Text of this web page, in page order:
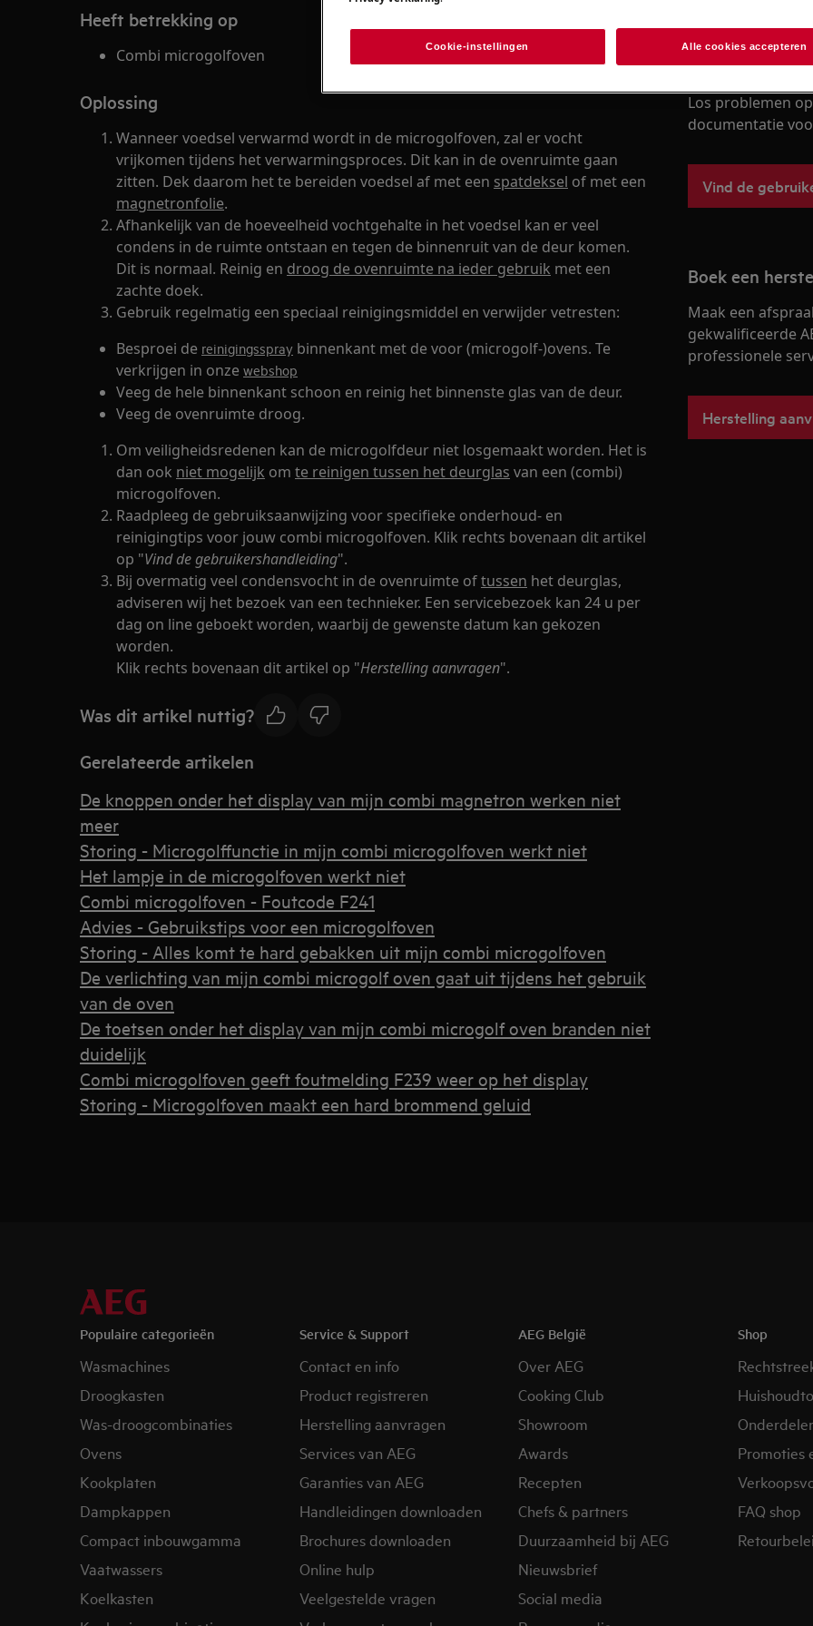
Heeft betrekking op
Combi microgolfoven
Oplossing
Wanneer voedsel verwarmd wordt in de microgolfoven, zal er vocht
vrijkomen tijdens het verwarmingsproces. Dit kan in de ovenruimte gaan
zitten. Dek daarom het te bereiden voedsel af met een spatdeksel of met een
magnetronfolie.
Afhankelijk van de hoeveelheid vochtgehalte in het voedsel kan er veel
condens in de ruimte ontstaan en tegen de binnenruit van de deur komen.
Dit is normaal. Reinig en droog de ovenruimte na ieder gebruik met een
zachte doek.
Gebruik regelmatig een speciaal reinigingsmiddel en verwijder vetresten:
Besproei de reinigingsspray binnenkant met de voor (microgolf-)ovens. Te
verkrijgen in onze webshop
Veeg de hele binnenkant schoon en reinig het binnenste glas van de deur.
Veeg de ovenruimte droog.
Om veiligheidsredenen kan de microgolfdeur niet losgemaakt worden. Het is
dan ook niet mogelijk om te reinigen tussen het deurglas van een (combi)
microgolfoven.
Raadpleeg de gebruiksaanwijzing voor specifieke onderhoud- en
reinigingtips voor jouw combi microgolfoven. Klik rechts bovenaan dit artikel
op "Vind de gebruikershandleiding".
Bij overmatig veel condensvocht in de ovenruimte oftussen het deurglas,
adviseren wij het bezoek van een technieker. Een servicebezoek kan 24 u per
dag on line geboekt worden, waarbij de gewenste datum kan gekozen
worden.
Klik rechts bovenaan dit artikel op "Herstelling aanvragen".
Was dit artikel nuttig?
Gerelateerde artikelen
De knoppen onder het display van mijn combi magnetron werken niet
meer
Storing - Microgolffunctie in mijn combi microgolfoven werkt niet
Het lampje in de microgolfoven werkt niet
Combi microgolfoven - Foutcode F241
Advies - Gebruikstips voor een microgolfoven
Storing - Alles komt te hard gebakken uit mijn combi microgolfoven
De verlichting van mijn combi microgolf oven gaat uit tijdens het gebruik
van de oven
De toetsen onder het display van mijn combi microgolf oven branden niet
duidelijk
Combi microgolfoven geeft foutmelding F239 weer op het display
Storing - Microgolfoven maakt een hard brommend geluid
Vind je
Los problemen
documentatie
Vind de
Boek een
Maak een
gekwalificeerde
professionele
Herstelling
Populaire categorieën
Wasmachines
Droogkasten
Was-droogcombinaties
Ovens
Kookplaten
Dampkappen
Compact inbouwgamma
Vaatwassers
Koelkasten
Service & Support
Contact en info
Product registreren
Herstelling aanvragen
Services van AEG
Garanties van AEG
Handleidingen downloaden
Brochures downloaden
Online hulp
Veelgestelde vragen
AEG België
Over AEG
Cooking Club
Showroom
Awards
Recepten
Chefs & partners
Duurzaamheid bij AEG
Nieuwsbrief
Social media
Shop
Promoties
FAQ shop
Cookie-instellingen Alle cookies accepteren